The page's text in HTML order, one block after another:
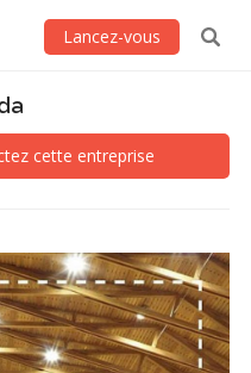
Lancez-vous
cette entreprise